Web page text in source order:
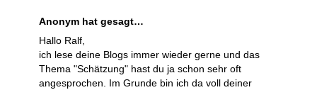
Anonym hat gesagt…
Hallo Ralf,
ich lese deine Blogs immer wieder gerne und das
Thema "Schätzung" hast du ja schon sehr oft
angesprochen. Im Grunde bin ich da voll deiner